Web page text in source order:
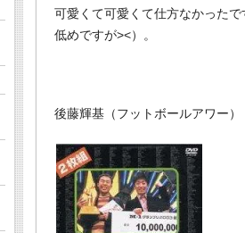
可愛くて可愛くて仕方なかった
低めですが><）。
後藤輝基（フットボールアワー）